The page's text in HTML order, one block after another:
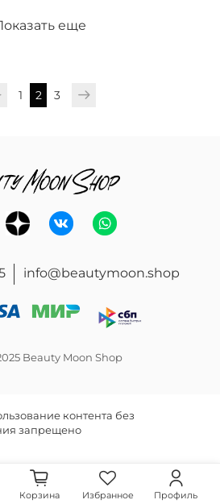
еще
1 2 3
info@beautymoon.shop
Beauty Moon Shop
контента без
запрещено
Корзина Избранное Профиль